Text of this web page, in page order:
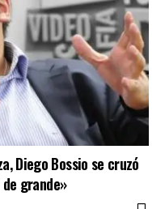
Diego Bossio se cruzó
de grande»